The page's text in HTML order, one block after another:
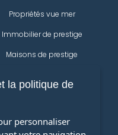
Propriétés vue mer
Immobilier de prestige
Maisons de prestige
la politique de
personnaliser